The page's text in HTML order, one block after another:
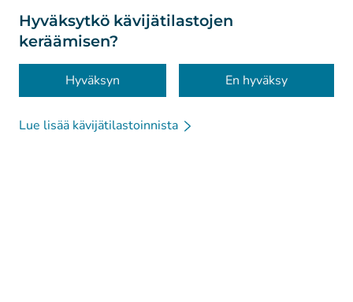
Hyväksytkö kävijätilastojen
keräämisen?
Hyväksyn En hyväksy
Lue lisää kävijätilastoinnista
Tietoa sivustosta
Saavutettavuus
Evästeet